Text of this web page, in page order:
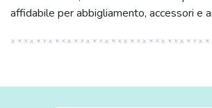
affidabile per abbigliamento, accessori e